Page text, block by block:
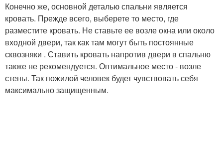
Конечно же, основной деталью спальни является
кровать. Прежде всего, выберете то место, где
разместите кровать. Не ставьте ее возле окна или около
входной двери, так как там могут быть постоянные
сквозняки . Ставить кровать напротив двери в спальню
также не рекомендуется. Оптимальное место - возле
стены. Так пожилой человек будет чувствовать себя
максимально защищенным.